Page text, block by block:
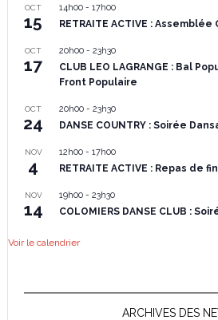
OCT
15
14h00- 17h00
RETRAITE ACTIVE :
OCT
17
20h00- 23h30
CLUB LEO LAGRANGE : Bal
Front Populaire
OCT
24
20h00- 23h30
DANSE COUNTRY : Soirée
NOV
4
12h00- 17h00
RETRAITE ACTIVE : Repas de
NOV
14
19h00- 23h30
COLOMIERS DANSE CLUB :
Voir le calendrier
ARCHIVES DES